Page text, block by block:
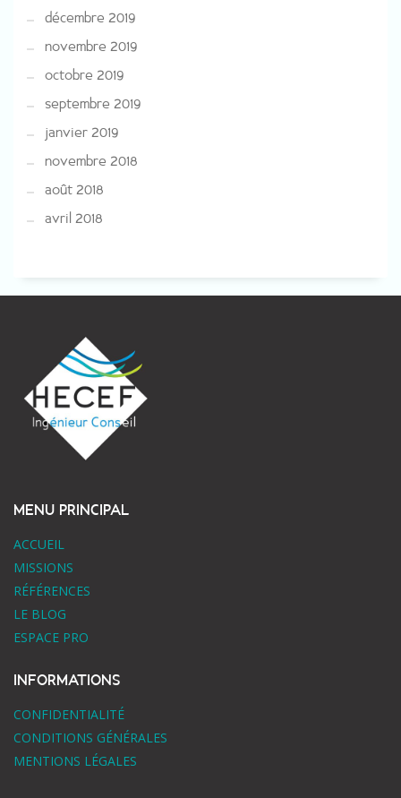
décembre 2019
novembre 2019
octobre 2019
septembre 2019
janvier 2019
novembre 2018
août 2018
avril 2018
MENU PRINCIPAL
ACCUEIL
MISSIONS
RÉFÉRENCES
LE BLOG
ESPACE PRO
INFORMATIONS
CONFIDENTIALITÉ
CONDITIONS GÉNÉRALES
MENTIONS LÉGALES